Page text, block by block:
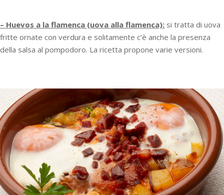
– Huevos a la flamenca (uova alla flamenca): si tratta di uova
fritte ornate con verdura e solitamente c’è anche la presenza
della salsa al pompodoro. La ricetta propone varie versioni.